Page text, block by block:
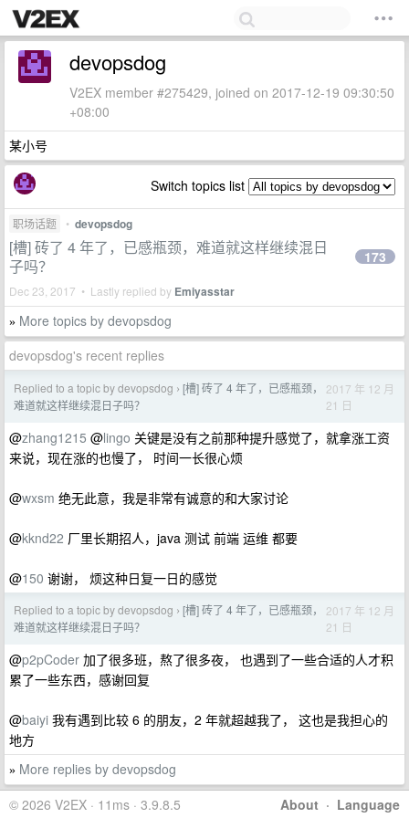
devopsdog
V2EX member #275429, joined on 2017-12-19 09:30:50
+08:00
某小号
Switch topics list
职场话题 • devopsdog
[槽] 砖了 4 年了，已感瓶颈，难道就这样继续混日
子吗？
Dec 23, 2017 • Lastly replied by Emiyasstar
173
» More topics by devopsdog
devopsdog's recent replies
Replied to a topic by devopsdog › [槽] 砖了 4 年了，已感瓶颈，
难道就这样继续混日子吗？
2017 年 12 月
21 日
@zhang1215 @lingo 关键是没有之前那种提升感觉了，就拿涨工资
来说，现在涨的也慢了， 时间一长很心烦
@wxsm 绝无此意，我是非常有诚意的和大家讨论
@kknd22 厂里长期招人，java 测试 前端 运维 都要
@150 谢谢， 烦这种日复一日的感觉
Replied to a topic by devopsdog › [槽] 砖了 4 年了，已感瓶颈，
难道就这样继续混日子吗？
2017 年 12 月
21 日
@p2pCoder 加了很多班，熬了很多夜， 也遇到了一些合适的人才积
累了一些东西，感谢回复
@baiyi 我有遇到比较 6 的朋友，2 年就超越我了， 这也是我担心的
地方
» More replies by devopsdog
About · Language
© 2026 V2EX · 11ms · 3.9.8.5